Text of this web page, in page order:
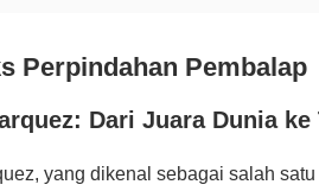
Perpindahan Pembalap
Dari Juara Dunia
yang dikenal sebagai salah